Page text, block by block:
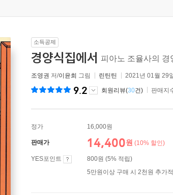
소득공제
경양식집에서 피아노 조율사의 경
조영권 저/이윤희 그림 린틴틴 2021년 01월 29일
9.2 회원리뷰(30건) 판매지
정가 16,000원
판매가 14,400원 (10% 할인)
YES포인트
800원 (5% 적립)
5만원이상 구매 시 2천원 추가